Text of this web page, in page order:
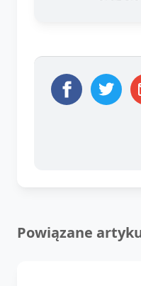
Powiązane